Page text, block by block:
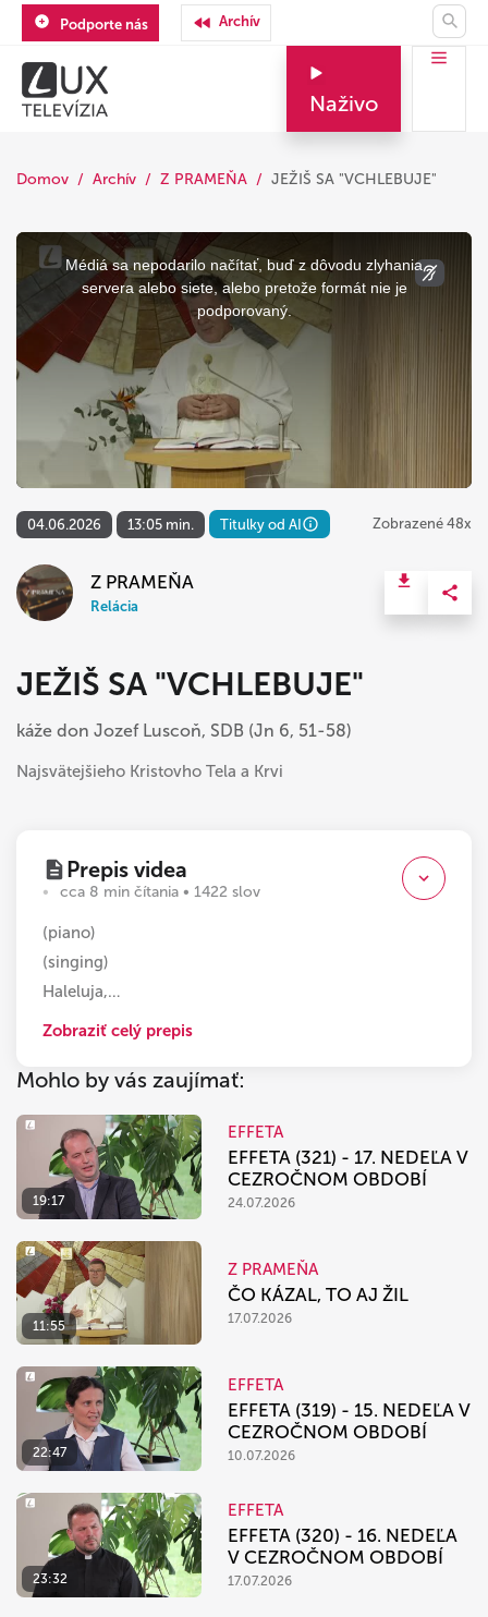
Podporte nás Archív
Naživo
Domov Archív Z PRAMEŇA JEŽIŠ SA "VCHLEBUJE"
This
modal
Médiá sa nepodarilo načítať, buď z dôvodu zlyhania
servera alebo siete, alebo pretože formát nie je
podporovaný.
04.06.2026 13:05 min. Titulky od AI Zobrazené 48x
Z PRAMEŇA
Relácia
JEŽIŠ SA "VCHLEBUJE"
káže don Jozef Luscoň, SDB (Jn 6, 51-58)
Najsvätejšieho Kristovho Tela a Krvi
Prepis videa
cca 8 min čítania • 1422 slov
(piano)
(singing)
Haleluja,…
Zobraziť celý prepis
Mohlo by vás zaujímať:
19:17
EFFETA
EFFETA (321) - 17. NEDEĽA V
CEZROČNOM OBDOBÍ
24.07.2026
11:55
Z PRAMEŇA
ČO KÁZAL, TO AJ ŽIL
17.07.2026
22:47
EFFETA
EFFETA (319) - 15. NEDEĽA V
CEZROČNOM OBDOBÍ
10.07.2026
23:32
EFFETA
EFFETA (320) - 16. NEDEĽA
V CEZROČNOM OBDOBÍ
17.07.2026